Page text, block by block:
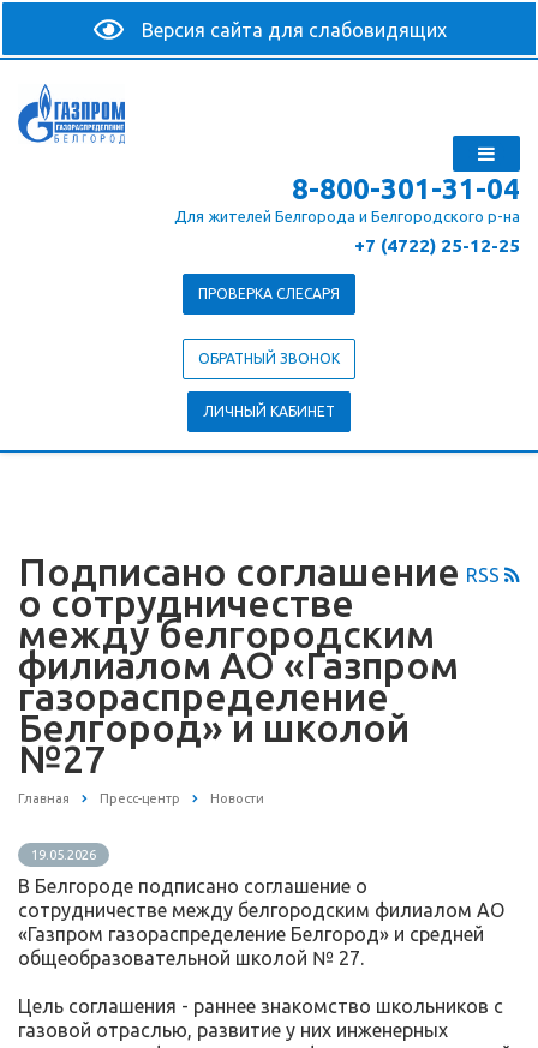
8-800-301-31-04
Для жителей Белгорода и Белгородского р-на
+7 (4722) 25-12-25
ПРОВЕРКА СЛЕСАРЯ
ОБРАТНЫЙ ЗВОНОК
ЛИЧНЫЙ КАБИНЕТ
RSS
Подписано соглашение
о сотрудничестве
между белгородским
филиалом АО «Газпром
газораспределение
Белгород» и школой
№27
Главная Пресс-центр Новости
19.05.2026
В Белгороде подписано соглашение о
сотрудничестве между белгородским филиалом АО
«Газпром газораспределение Белгород» и средней
общеобразовательной школой № 27.
Цель соглашения - раннее знакомство школьников с
газовой отраслью, развитие у них инженерных